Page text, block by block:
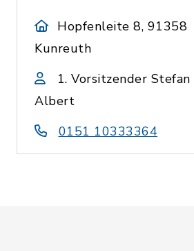
Hopfenleite 8, 91358
Kunreuth
1. Vorsitzender Stefan
Albert
0151 10333364